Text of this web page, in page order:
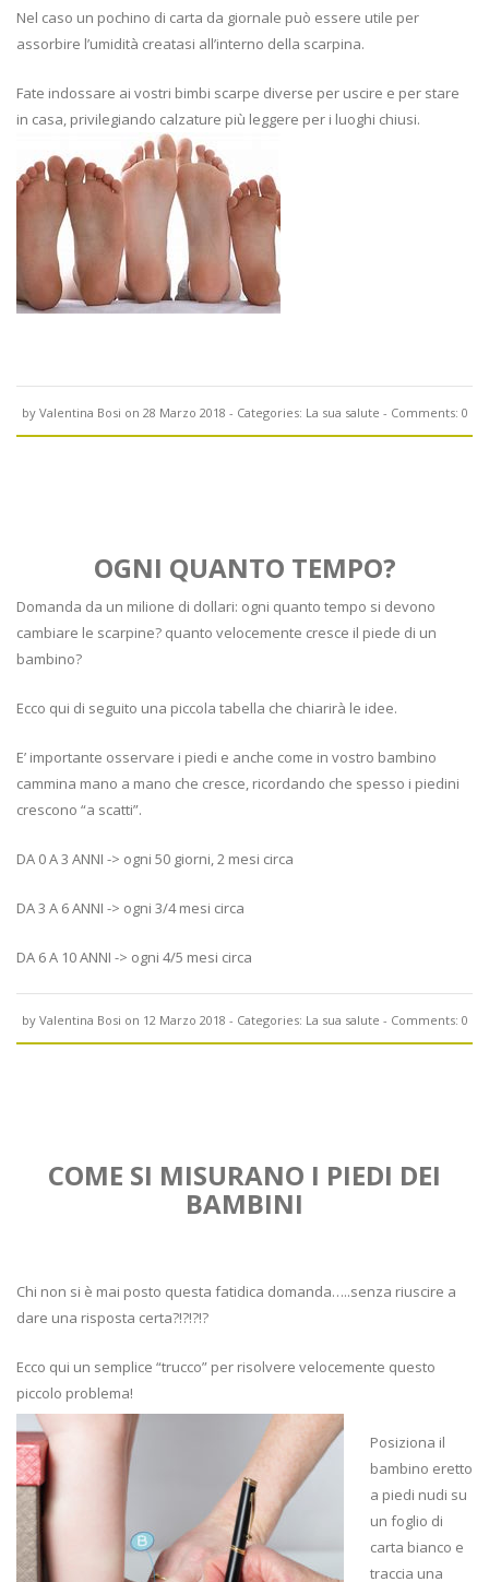
Nel caso un pochino di carta da giornale può essere utile per
assorbire l’umidità creatasi all’interno della scarpina.
Fate indossare ai vostri bimbi scarpe diverse per uscire e per stare
in casa, privilegiando calzature più leggere per i luoghi chiusi.
by Valentina Bosi on 28 Marzo 2018 - Categories: La sua salute - Comments: 0
OGNI QUANTO TEMPO?
Domanda da un milione di dollari: ogni quanto tempo si devono
cambiare le scarpine? quanto velocemente cresce il piede di un
bambino?
Ecco qui di seguito una piccola tabella che chiarirà le idee.
E’ importante osservare i piedi e anche come in vostro bambino
cammina mano a mano che cresce, ricordando che spesso i piedini
crescono “a scatti”.
DA 0 A 3 ANNI -> ogni 50 giorni, 2 mesi circa
DA 3 A 6 ANNI -> ogni 3/4 mesi circa
DA 6 A 10 ANNI -> ogni 4/5 mesi circa
by Valentina Bosi on 12 Marzo 2018 - Categories: La sua salute - Comments: 0
COME SI MISURANO I PIEDI DEI
BAMBINI
Chi non si è mai posto questa fatidica domanda…..senza riuscire a
dare una risposta certa?!?!?!?
Ecco qui un semplice “trucco” per risolvere velocemente questo
piccolo problema!
Posiziona il
bambino eretto
a piedi nudi su
un foglio di
carta bianco e
traccia una